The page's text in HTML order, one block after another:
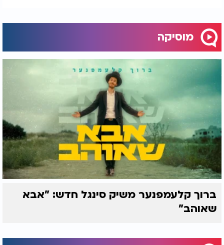
מוסיקה
ברוך קלעמפנער משיק סינגל חדש: "אבא
שאוהב"